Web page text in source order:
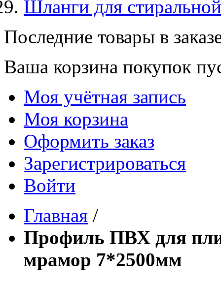
Шланги для
Последние товары в
Ваша корзина покупок
Моя учётная запись
Моя корзина
Оформить заказ
Зарегистрироваться
Войти
Главная /
Профиль ПВХ для
мрамор 7*2500мм